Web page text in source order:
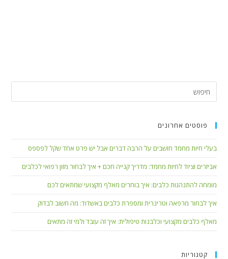
פוסטים אחרונים
בעלי חיות מחמד חושבים על הרבה דברים אבל יש פרט אחד שקל לפספס
אביזרים וציוד לחיות מחמד: מדריך קנייה חכם + איך לבחור מזון רפואי לכלבים
מומחה להתנהגות כלבים: איך בוחרים מאלף מקצועי שמתאים לכם
איך לבחור מרפאה וטרינרית ומספרת כלבים באשדוד: מה חשוב לבדוק
מאלף כלבים מקצועי וכלבנות טיפולית: איך זה עובד ולמי זה מתאים
קטגוריות